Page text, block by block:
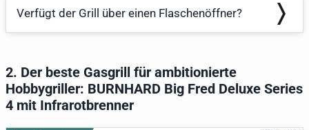
Verfügt der Grill über einen Flaschenöffner?
2. Der beste Gasgrill für ambitionierte
Hobbygriller: BURNHARD Big Fred Deluxe Series
4 mit Infrarotbrenner